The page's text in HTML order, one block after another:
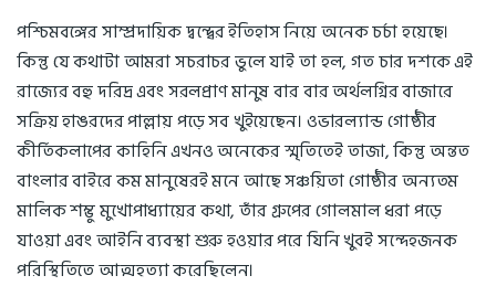
পশ্চিমবঙ্গের সাম্প্রদায়িক দ্বন্দ্বের ইতিহাস নিয়ে অনেক চর্চা হয়েছে।
কিন্তু যে কথাটা আমরা সচরাচর ভুলে যাই তা হল, গত চার দশকে এই
রাজ্যের বহু দরিদ্র এবং সরলপ্রাণ মানুষ বার বার অর্থলগ্নির বাজারে
সক্রিয় হাঙরদের পাল্লায় পড়ে সব খুইয়েছেন। ওভারল্যান্ড গোষ্ঠীর
কীর্তিকলাপের কাহিনি এখনও অনেকের স্মৃতিতেই তাজা, কিন্তু অন্তত
বাংলার বাইরে কম মানুষেরই মনে আছে সঞ্চয়িতা গোষ্ঠীর অন্যতম
মালিক শম্ভু মুখোপাধ্যায়ের কথা, তাঁর গ্রুপের গোলমাল ধরা পড়ে
যাওয়া এবং আইনি ব্যবস্থা শুরু হওয়ার পরে যিনি খুবই সন্দেহজনক
পরিস্থিতিতে আত্মহত্যা করেছিলেন।